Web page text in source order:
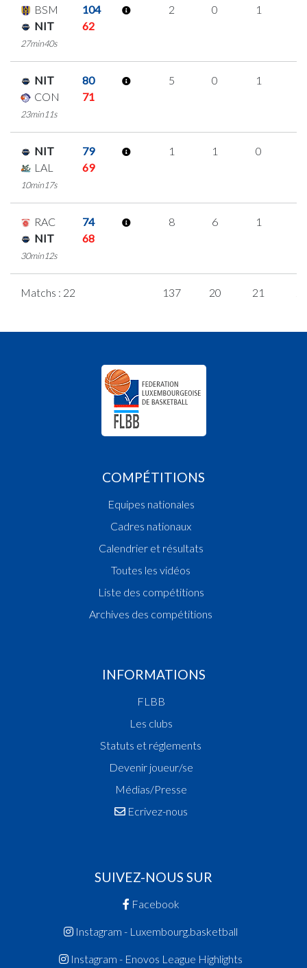
BSM
104
NIT
62
27min40s
2 0 1
NIT
80
CON
71
23min11s
5 0 1
NIT
79
LAL
69
10min17s
1 1 0
RAC
74
NIT
68
30min12s
8 6 1
Matchs : 22 137 20 21
COMPÉTITIONS
Equipes nationales
Cadres nationaux
Calendrier et résultats
Toutes les vidéos
Liste des compétitions
Archives des compétitions
INFORMATIONS
FLBB
Les clubs
Statuts et réglements
Devenir joueur/se
Médias/Presse
Ecrivez-nous
SUIVEZ-NOUS SUR
Facebook
Instagram - Luxembourg.basketball
Instagram - Enovos League Highlights